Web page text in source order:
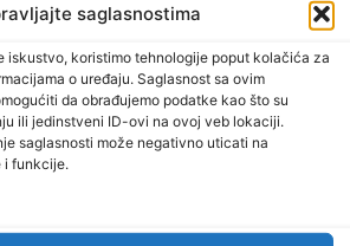
saglasnostima
iskustvo, koristimo tehnologije poput kolačića za
o uređaju. Saglasnost sa ovim
da obrađujemo podatke kao što su
ili jedinstveni ID-ovi na ovoj veb lokaciji.
saglasnosti može negativno uticati na
i funkcije.
požara